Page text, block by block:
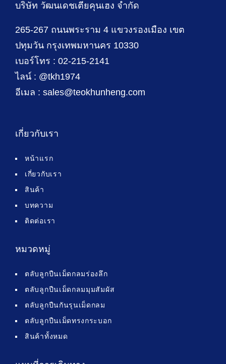
บริษัท วัฒนเดชเตียคุนเฮง จำกัด
265-267 ถนนพระราม 4 แขวงรองเมือง เขต
ปทุมวัน กรุงเทพมหานคร 10330
เบอร์โทร : 02-215-2141
ไลน์ : @tkh1974
อีเมล : sales@teokhunheng.com
เกี่ยวกับเรา
หน้าแรก
เกี่ยวกับเรา
สินค้า
บทความ
ติดต่อเรา
หมวดหมู่
ตลับลูกปืนเม็ดกลมร่องลึก
ตลับลูกปืนเม็ดกลมมุมสัมผัส
ตลับลูกปืนกันรุนเม็ดกลม
ตลับลูกปืนเม็ดทรงกระบอก
สินค้าทั้งหมด